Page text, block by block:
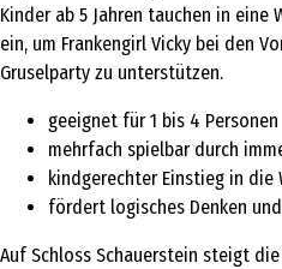
Kinder ab 5 Jahren tauchen in
ein, um Frankengirl Vicky bei den
Gruselparty zu unterstützen.
geeignet für 1 bis 4 Personen
mehrfach spielbar durch
kindgerechter Einstieg in die
fördert logisches Denken
Auf Schloss Schauerstein steigt